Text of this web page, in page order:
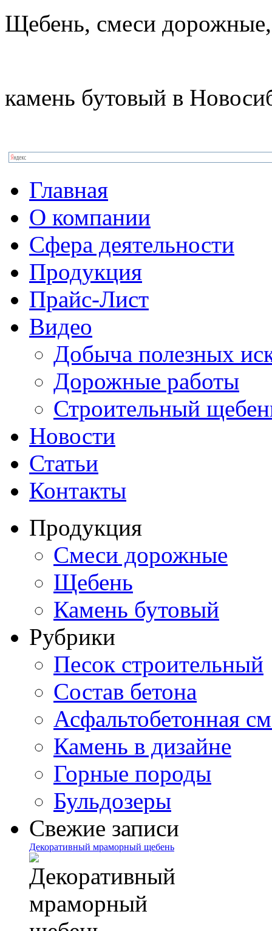
Щебень, смеси дорожные,
камень бутовый в
Главная
О компании
Сфера деятельности
Продукция
Прайс-Лист
Видео
Добыча полезных
Дорожные работы
Строительный
Новости
Статьи
Контакты
Продукция
Смеси дорожные
Щебень
Камень бутовый
Рубрики
Песок строительный
Состав бетона
Асфальтобетонная
Камень в дизайне
Горные породы
Бульдозеры
Свежие записи
Декоративный мраморный щебень